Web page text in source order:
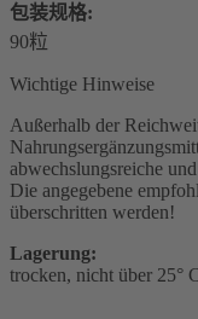
包装规格:
90粒
Wichtige Hinweise
Außerhalb der
abwechslungsreiche
Die angegebene
überschritten werden!
Lagerung:
trocken, nicht über 25°